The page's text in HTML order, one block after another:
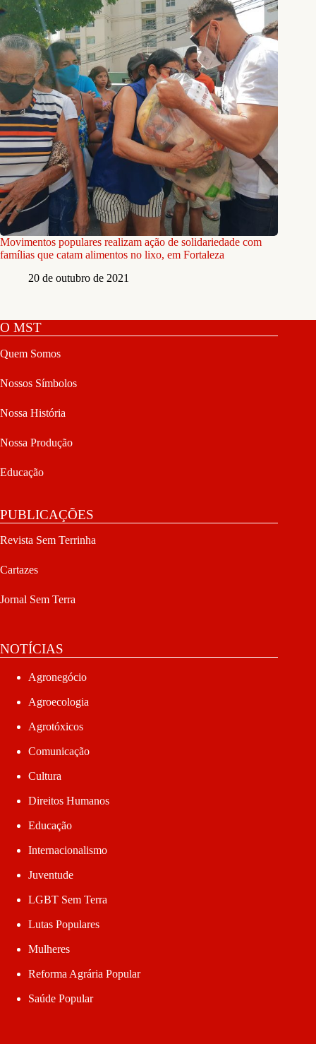
Movimentos populares realizam ação de solidariedade com
famílias que catam alimentos no lixo, em Fortaleza
20 de outubro de 2021
O MST
Quem Somos
Nossos Símbolos
Nossa História
Nossa Produção
Educação
PUBLICAÇÕES
Revista Sem Terrinha
Cartazes
Jornal Sem Terra
NOTÍCIAS
Agronegócio
Agroecologia
Agrotóxicos
Comunicação
Cultura
Direitos Humanos
Educação
Internacionalismo
Juventude
LGBT Sem Terra
Lutas Populares
Mulheres
Reforma Agrária Popular
Saúde Popular